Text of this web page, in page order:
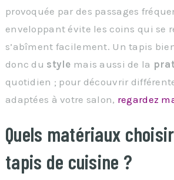
provoquée par des passages
enveloppant évite les coins qui se
s’abîment facilement. Un tapis
donc du style mais aussi de la
quotidien ; pour découvrir
adaptées à votre salon, regardez
Quels matériaux
tapis de cuisine ?